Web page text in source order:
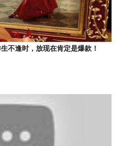
不逢时，放现在肯定是爆款！